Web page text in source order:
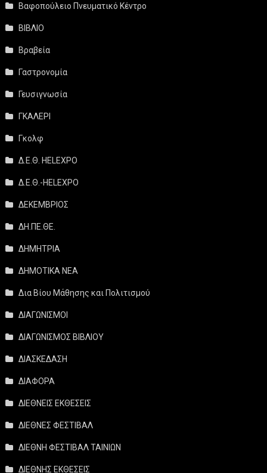
Βαφοπούλειο Πνευματικό Κέντρο
ΒΙΒΛΙΟ
Βραβεία
Γαστρονομία
Γευσιγνωσία
ΓΚΑΛΕΡΙ
Γκολφ
Δ.Ε.Θ. HELEXPO
Δ.Ε.Θ.-HELEXPO
ΔΕΚΕΜΒΡΙΟΣ
ΔΗ.ΠΕ.ΘΕ.
ΔΗΜΗΤΡΙΑ
ΔΗΜΟΤΙΚΑ ΝΕΑ
Δια Βίου Μάθησης και Πολιτισμού
ΔΙΑΓΩΝΙΣΜΟΙ
ΔΙΑΓΩΝΙΣΜΟΣ ΒΙΒΛΙΟΥ
ΔΙΑΣΚΕΔΑΣΗ
ΔΙΑΦΟΡΑ
ΔΙΕΘΝΕΙΣ ΕΚΘΕΣΕΙΣ
ΔΙΕΘΝΕΣ ΦΕΣΤΙΒΑΛ
ΔΙΕΘΝΗ ΦΕΣΤΙΒΑΛ ΤΑΙΝΙΩΝ
ΔΙΕΘΝΗΣ ΕΚΘΕΣΕΙΣ